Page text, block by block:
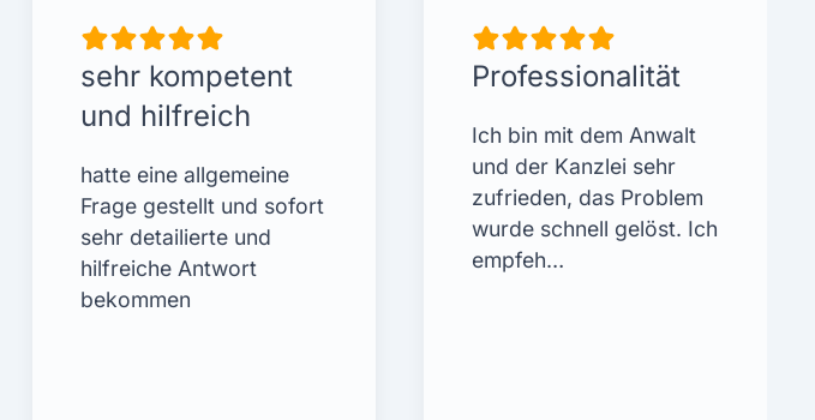
sehr kompetent
und hilfreich
hatte eine allgemeine
Frage gestellt und sofort
sehr detailierte und
hilfreiche Antwort
bekommen
Professionalität
Ich bin mit dem Anwalt
und der Kanzlei sehr
zufrieden, das Problem
wurde schnell gelöst. Ich
empfeh…